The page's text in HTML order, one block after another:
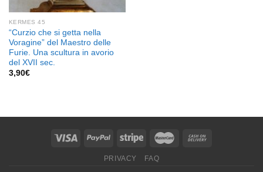
KERMES 45
“Curzio che si getta nella
Voragine” del Maestro delle
Furie. Una scultura in avorio
del XVII sec.
3,90€
PRIVACY FAQ